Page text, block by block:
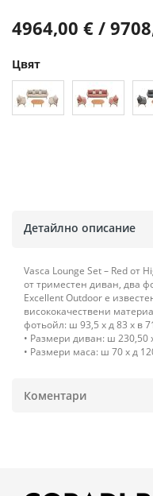
4964,00 € /
Цвят
Детайлно описание
Vasca Lounge Set – Red от
от триместен диван, два
Excellent Outdoor е
висококачествени
фотьойл: ш 93,5 х д 83 х в
• Размери диван: ш 230,50
• Размери маса: ш 70 х д
Коментари